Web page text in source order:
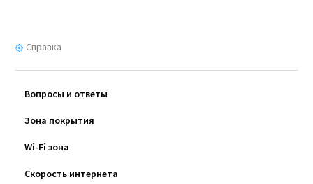
Справка
Вопросы и ответы
Зона покрытия
Wi-Fi зона
Скорость интернета